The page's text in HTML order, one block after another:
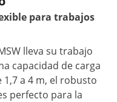
para trabajos
lleva su trabajo
capacidad de carga
a 4 m, el robusto
perfecto para la